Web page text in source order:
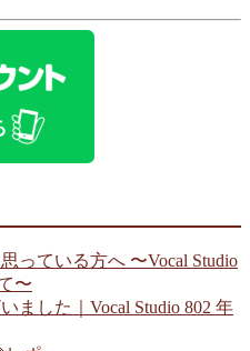
っている方へ 〜Vocal Studio
〜
ました｜Vocal Studio 802 年